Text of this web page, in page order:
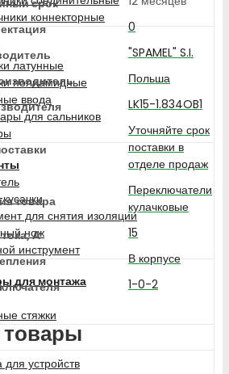
коннекторные
латунные
полиамидные
ввода
для сальников
для снятия изоляции
нож
инструмент
для монтажа
стяжки
для устройств
0
"SPAMEL" S.I.
Польша
LK15-1.834OB1
Уточняйте срок
поставки в
отделе продаж
товара
Переключатели
кулачковые
А
15
В корпусе
1-0-2